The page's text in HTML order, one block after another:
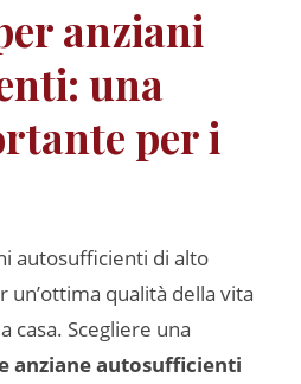
anziani
una
per i
autosufficienti di alto
un’ottima qualità della vita
casa. Scegliere una
anziane autosufficienti